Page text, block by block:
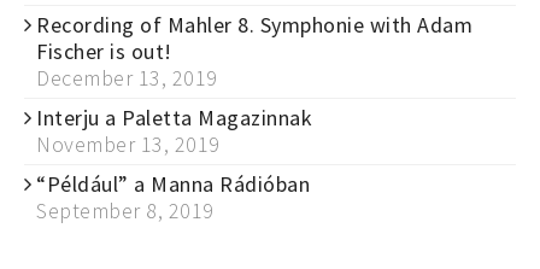
Recording of Mahler 8. Symphonie with Adam
Fischer is out!
December 13, 2019
Interju a Paletta Magazinnak
November 13, 2019
“Például” a Manna Rádióban
September 8, 2019